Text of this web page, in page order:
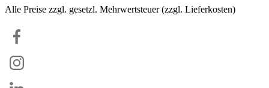
Alle Preise zzgl. gesetzl. Mehrwertsteuer (zzgl. Lieferkosten)